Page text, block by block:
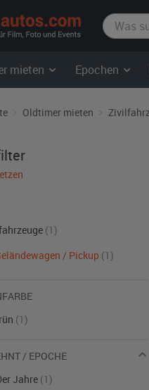
film-
autos.com
mieten Epochen
Oldtimer mieten
(1)
/ Pickup (1)
(1)
/ EPOCHE
Jahre (1)